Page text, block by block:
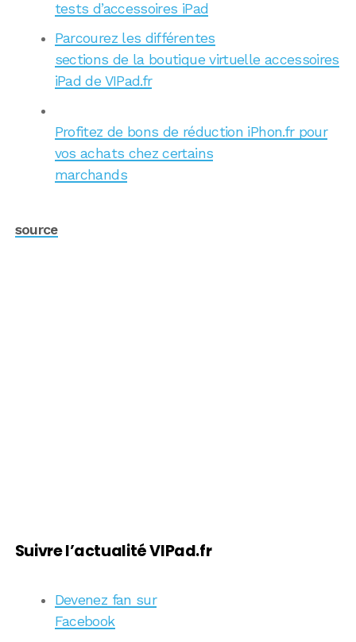
tests d’accessoires iPad
Parcourez les différentes
sections de la boutique virtuelle accessoires
iPad de VIPad.fr
Profitez de bons de réduction iPhon.fr pour
vos achats chez certains
marchands
source
Suivre l’actualité VIPad.fr
Devenez fan sur
Facebook